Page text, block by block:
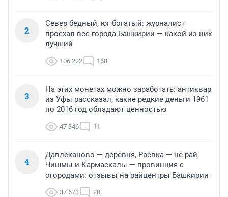
2
Север бедный, юг богатый: журналист
проехал все города Башкирии — какой из них
лучший
106 222 168
3
На этих монетах можно заработать: антиквар
из Уфы рассказал, какие редкие деньги 1961
по 2016 год обладают ценностью
47 346 11
4
Давлеканово — деревня, Раевка — не рай,
Чишмы и Кармаскалы — провинция с
огородами: отзывы на райцентры Башкирии
37 673 20